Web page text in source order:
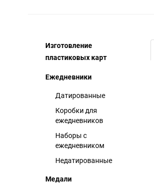
Изготовление
пластиковых карт
Ежедневники
Датированные
Коробки для
ежедневников
Наборы с
ежедневником
Недатированные
Медали